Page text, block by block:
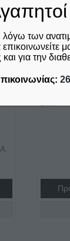
€
των
για την